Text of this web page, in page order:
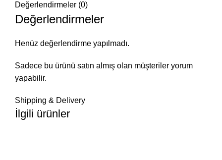
Değerlendirmeler (0)
Değerlendirmeler
Henüz değerlendirme yapılmadı.
Sadece bu ürünü satın almış olan müşteriler yorum
yapabilir.
Shipping & Delivery
İlgili ürünler